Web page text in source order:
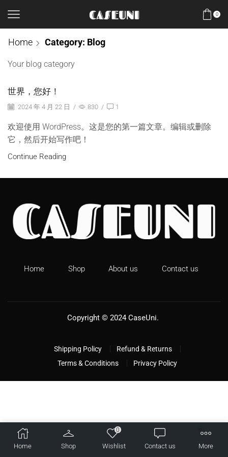
0
Home Category: Blog
Your blog category
世界，您好！
2024 年 4 月 22 日 / 830 / 1
欢迎使用 WordPress。这是您的第一篇文章。编辑或删除
它，然后开始写作吧！
Continue Reading
Home Shop About us Contact us
Copyright © 2024 CaseUni.
Shipping Policy
Refund & Returns
Terms & Conditions
Privacy Policy
Home Shop
0
Wishlist Contact us More